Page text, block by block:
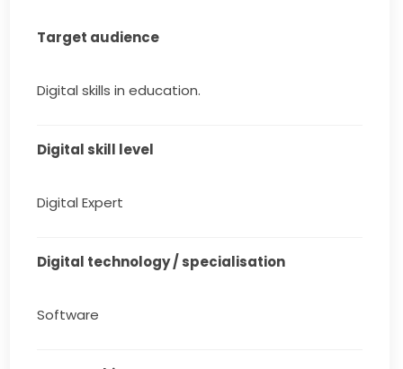
Target audience
Digital skills in education.
Digital skill level
Digital Expert
Digital technology / specialisation
Software